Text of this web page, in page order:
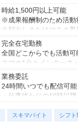
時給1,500円以上可能
※成果報酬制のため活動
※顔出しまたはマスク着
【収入例】
■事務職Aさん（週3日・
月収8万円～15万円
■営業職Bさん（週4日・
月収15万円～25万円
■主婦Cさん（月100時間
月収20万円以上
本業や家庭と両立しな
完全在宅勤務
全国どこからでも活動可
スマホ1台とインターネ
きます。
通勤時間ゼロだから、本
業務委託
24時間いつでも配信可能
・仕事終わりの19時以降
・スキマ時間だけ
スキマバイト シフト